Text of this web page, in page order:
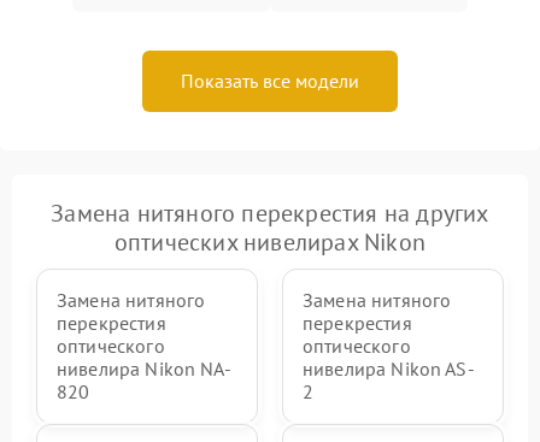
Показать все модели
Замена нитяного перекрестия на других
оптических нивелирах Nikon
Замена нитяного
перекрестия
оптического
нивелира Nikon NA-
820
Замена нитяного
перекрестия
оптического
нивелира Nikon AS-
2